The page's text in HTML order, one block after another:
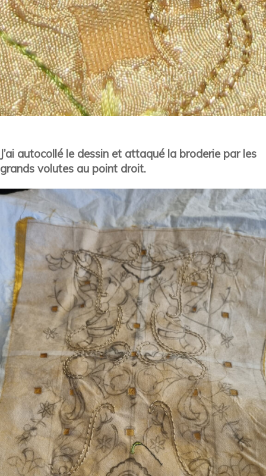
J’ai autocollé le dessin et attaqué la broderie par les
grands volutes au point droit.